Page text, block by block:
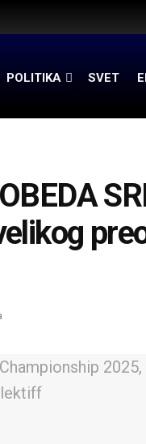
POLITIKA SVET